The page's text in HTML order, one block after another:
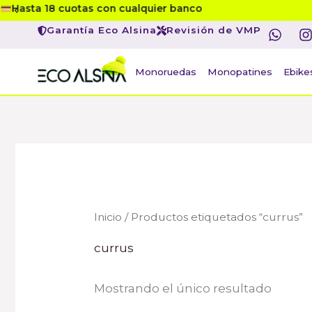
Ir Compra online
Garantía Eco Alsina
Revisión de VMP
W
h
a
I
n
t
Monoruedas Monopatines
Inicio / Productos etiquetados “currus”
currus
Mostrando el único resultado